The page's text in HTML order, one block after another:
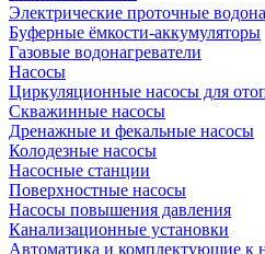
Электрические проточные
Буферные ёмкости-аккумуляторы
Газовые водонагреватели
Насосы
Циркуляционные насосы для
Скважинные насосы
Дренажные и фекальные насосы
Колодезные насосы
Насосные станции
Поверхностные насосы
Насосы повышения давления
Канализационные установки
Автоматика и комплектующие к